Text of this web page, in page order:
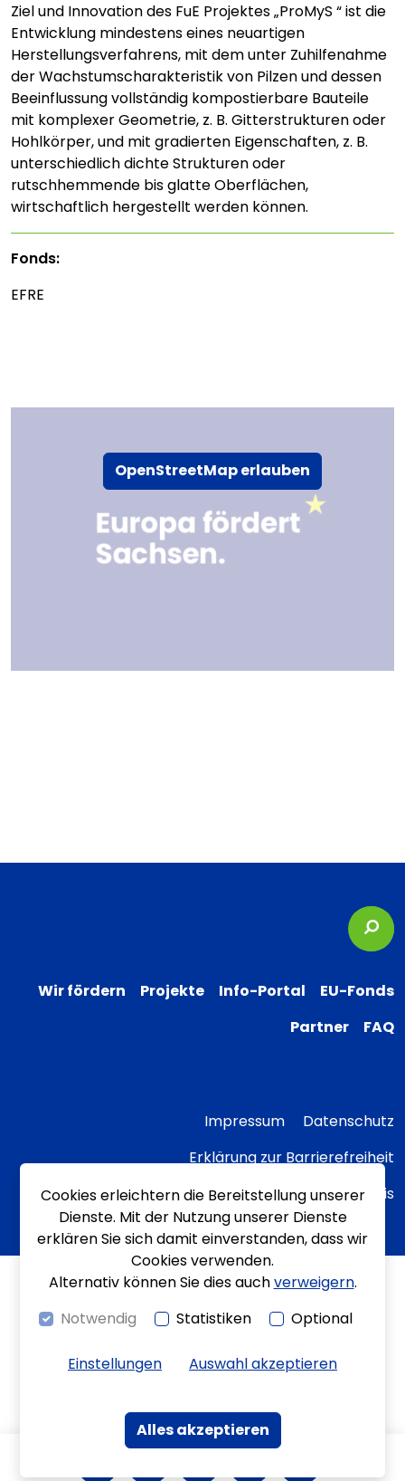
KontrastBewegungen
Leichte Sprache
Kontakt
OpenStreetMap erlauben
Ziel und Innovation des FuE Projektes „ProMyS “ ist die
Entwicklung mindestens eines neuartigen
Herstellungsverfahrens, mit dem unter Zuhilfenahme
der Wachstumscharakteristik von Pilzen und dessen
Beeinflussung vollständig kompostierbare Bauteile
mit komplexer Geometrie, z. B. Gitterstrukturen oder
Hohlkörper, und mit gradierten Eigenschaften, z. B.
unterschiedlich dichte Strukturen oder
rutschhemmende bis glatte Oberflächen,
wirtschaftlich hergestellt werden können.
Fonds:
EFRE
Wir fördern Projekte Info-Portal
EU-Fonds
Partner
FAQ
Impressum
Datenschutz
Erklärung zur Barrierefreiheit
Transparenzhinweis
Cookies erleichtern die Bereitstellung unserer
Dienste. Mit der Nutzung unserer Dienste
erklären Sie sich damit einverstanden, dass wir
Cookies verwenden.
Alternativ können Sie dies auchverweigern.
Notwendig
Statistiken Optional
Einstellungen Auswahl akzeptieren
Alles akzeptieren